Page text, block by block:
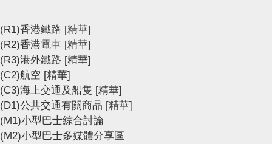
(R1)香港鐵路 [精華]
(R2)香港電車 [精華]
(R3)港外鐵路 [精華]
(C2)航空 [精華]
(C3)海上交通及船隻 [精華]
(D1)公共交通有關商品 [精華]
(M1)小型巴士綜合討論
(M2)小型巴士多媒體分享區